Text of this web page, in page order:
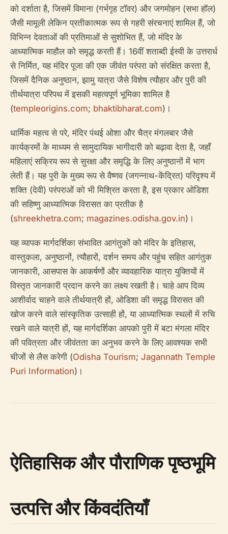
को दर्शाता है, जिसमें विमाना (गर्भगृह टॉवर) और जगमोहन (सभा हॉल)
जैसी मामूली लेकिन प्रतीकात्मक रूप से गहरी संरचनाएं शामिल हैं, जो
विभिन्न देवताओं की प्रतिमाओं से सुशोभित हैं, जो मंदिर के
आध्यात्मिक माहौल को समृद्ध करती हैं। 16वीं शताब्दी ईस्वी के उत्तरार्ध
से निर्मित, यह मंदिर पूजा की एक जीवंत परंपरा को संरक्षित करता है,
जिसमें दैनिक अनुष्ठान, झामु यात्रा जैसे विशेष त्यौहार और पुरी की
तीर्थयात्रा परिपथ में इसकी महत्वपूर्ण भूमिका शामिल है
(templeorigins.com; bhaktibharat.com)।
धार्मिक महत्व से परे, मंदिर पंथई ओशा और चैत्र मंगलबार जैसे
कार्यक्रमों के माध्यम से सामुदायिक भागीदारी को बढ़ावा देता है, जहाँ
महिलाएं सक्रिय रूप से सुरक्षा और समृद्धि के लिए अनुष्ठानों में भाग
लेती हैं। यह पुरी के मुख्य रूप से वैष्णव (जगन्नाथ-केंद्रित) परिदृश्य में
शक्ति (देवी) परंपराओं को भी मिश्रित करता है, इस प्रकार ओडिशा
की सहिष्णु आध्यात्मिक विरासत का प्रतीक है
(shreekhetra.com; magazines.odisha.gov.in)।
यह व्यापक मार्गदर्शिका संभावित आगंतुकों को मंदिर के इतिहास,
वास्तुकला, अनुष्ठानों, त्यौहारों, दर्शन समय और पहुंच सहित आगंतुक
जानकारी, आसपास के आकर्षणों और व्यावहारिक यात्रा युक्तियों में
विस्तृत जानकारी प्रदान करने का लक्ष्य रखती है। चाहे आप दिव्य
आशीर्वाद चाहने वाले तीर्थयात्री हों, ओडिशा की समृद्ध विरासत की
खोज करने वाले सांस्कृतिक उत्साही हों, या आध्यात्मिक स्थलों में रुचि
रखने वाले यात्री हों, यह मार्गदर्शिका आपको पुरी में बटा मंगला मंदिर
की पवित्रता और जीवंतता का अनुभव करने के लिए आवश्यक सभी
चीजों से लैस करेगी (Odisha Tourism; Jagannath Temple
Puri Information)।
ऐतिहासिक और पौराणिक पृष्ठभूमि
उत्पत्ति और किंवदंतियाँ